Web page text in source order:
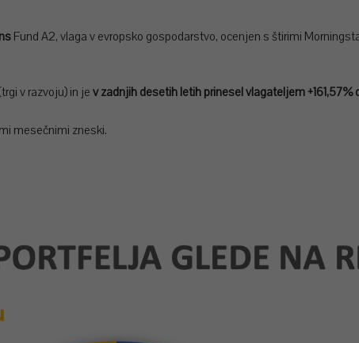
Fund A2, vlaga v evropsko gospodarstvo, ocenjen s štirimi
v razvoju) in jev zadnjih desetih letih prinesel vlagateljem +161,57%
mesečnimi zneski.